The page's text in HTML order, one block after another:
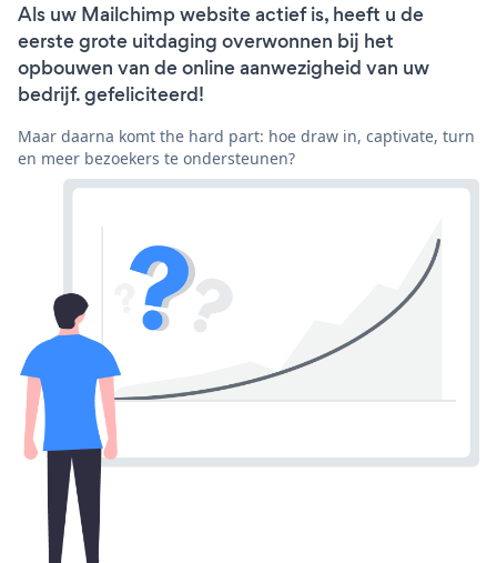
Als uw Mailchimp website actief is, heeft u de
eerste grote uitdaging overwonnen bij het
opbouwen van de online aanwezigheid van uw
bedrijf. gefeliciteerd!
Maar daarna komt the hard part: hoe draw in, captivate, turn
en meer bezoekers te ondersteunen?